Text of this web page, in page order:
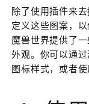
除了使用插件来
定义这些图案，
魔兽世界提供了
外观。你可以通
图标样式，或者